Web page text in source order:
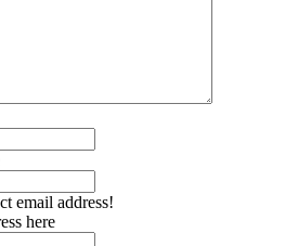
email address!
here